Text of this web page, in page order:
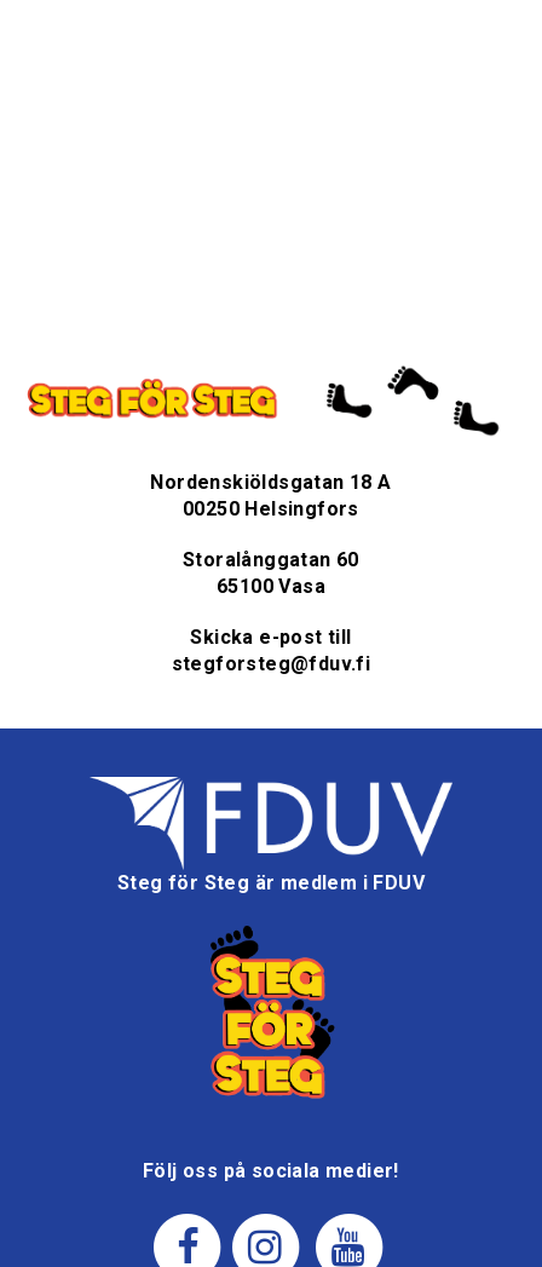
Nordenskiöldsgatan 18 A
00250 Helsingfors
Storalånggatan 60
65100 Vasa
Skicka e-post till
stegforsteg@fduv.fi
Steg för Steg är medlem i FDUV
Följ oss på sociala medier!